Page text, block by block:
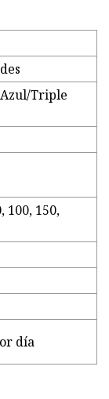
Triple
100, 150,
día